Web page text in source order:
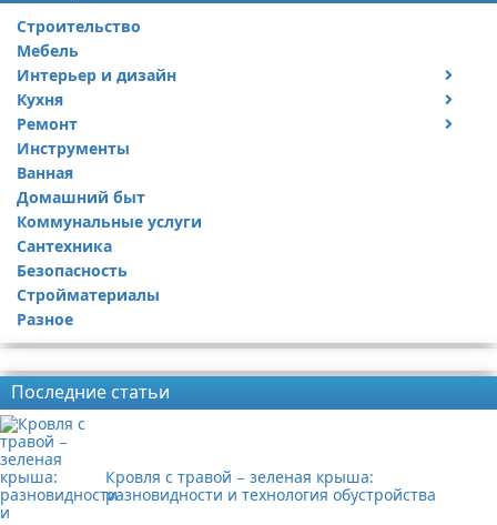
Строительство
Мебель
Интерьер и дизайн
Дизайн дачи
Дизайн квартиры
Кухня
Посуда
Ремонт
Ремонт дачи
Ремонт квартиры
Инструменты
Ванная
Домашний быт
Коммунальные услуги
Сантехника
Безопасность
Стройматериалы
Разное
Последние статьи
Кровля с травой − зеленая крыша:
разновидности и технология обустройства